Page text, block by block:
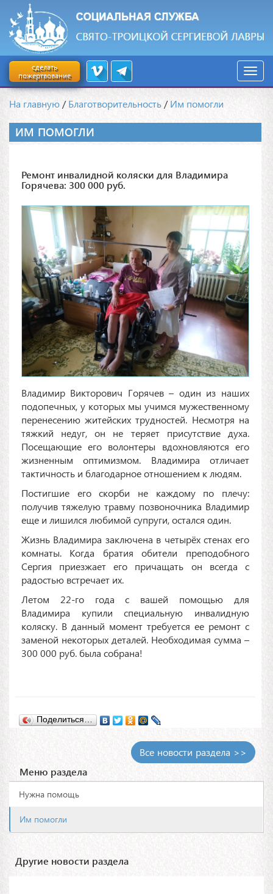
сделать
пожертвование
На главную /Благотворительность /Им помогли
ИМ ПОМОГЛИ
Ремонт инвалидной коляски для Владимира
Горячева: 300 000 руб.
Владимир Викторович Горячев – один из наших
подопечных, у которых мы учимся мужественному
перенесению житейских трудностей. Несмотря на
тяжкий недуг, он не теряет присутствие духа.
Посещающие его волонтеры вдохновляются его
жизненным оптимизмом. Владимира отличает
тактичность и благодарное отношением к людям.
Постигшие его скорби не каждому по плечу:
получив тяжелую травму позвоночника Владимир
еще и лишился любимой супруги, остался один.
Жизнь Владимира заключена в четырёх стенах его
комнаты. Когда братия обители преподобного
Сергия приезжает его причащать он всегда с
радостью встречает их.
Летом 22-го года с вашей помощью для
Владимира купили специальную инвалидную
коляску. В данный момент требуется ее ремонт с
заменой некоторых деталей. Необходимая сумма –
300 000 руб. была собрана!
Поделиться…
Все новости раздела >>
Меню раздела
Нужна помощь
Им помогли
Другие новости раздела